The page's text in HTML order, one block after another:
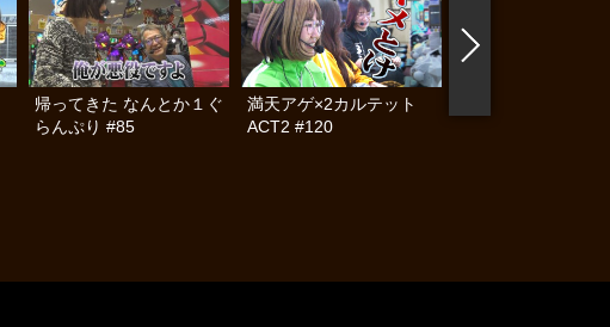
帰ってきた なんとか１ぐ
らんぷり #85
満天アゲ×2カルテット
ACT2 #120